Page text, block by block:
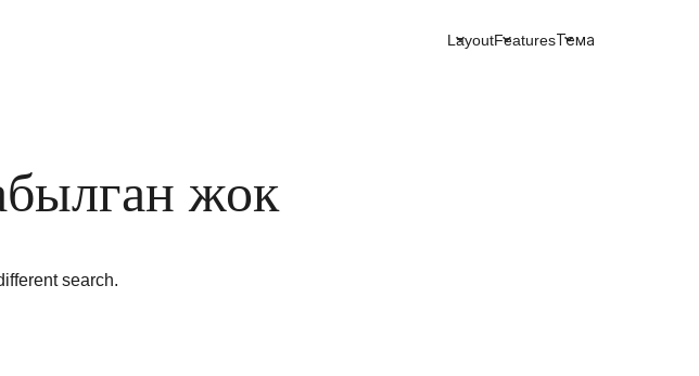
LayoutFeaturesТема
жок
search.